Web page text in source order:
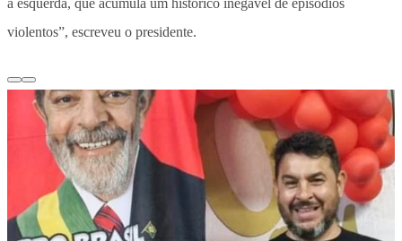
violentos”, escreveu o presidente.